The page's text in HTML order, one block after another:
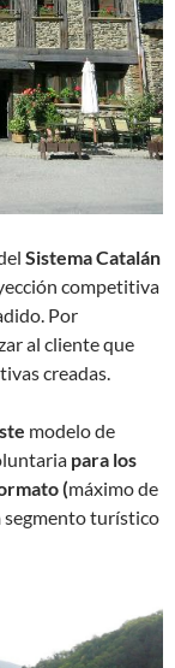
Sistema Catalán
competitiva
Por
al cliente que
creadas.
modelo de
para los
(máximo de
segmento turístico